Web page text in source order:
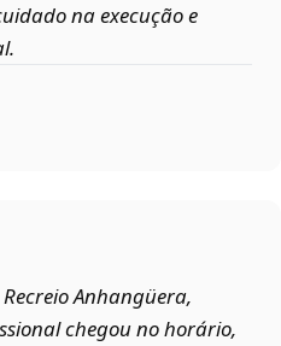
na execução e
Anhangüera,
chegou no horário,